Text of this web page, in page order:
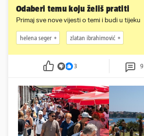
Odaberi temu koju želiš pratiti
Primaj sve nove vijesti o temi i budi u tijeku
helena seger zlatan ibrahimović
3 9